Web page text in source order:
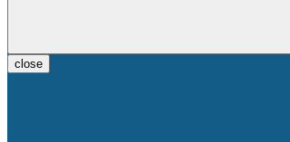
close